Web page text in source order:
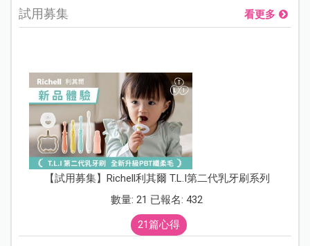
試用募集 看更多
【試用募集】Richell利其爾 T.L.I第二代乳牙刷系列
數量: 21 已報名: 432
21篇心得